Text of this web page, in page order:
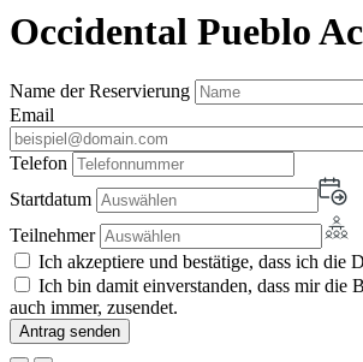
Occidental Pueblo
Name der Reservierung
Email
Telefon
Startdatum
Teilnehmer
Ich akzeptiere und bestätige, dass ich die
Ich bin damit einverstanden, dass mir die
auch immer, zusendet.
Antrag senden